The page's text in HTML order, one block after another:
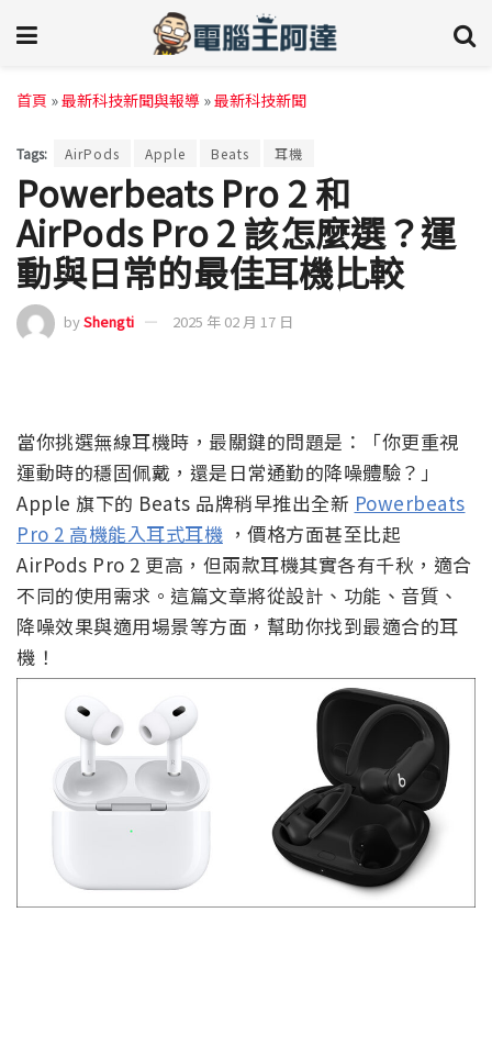
首頁 »最新科技新聞與報導 »最新科技新聞
Tags: AirPods Apple Beats 耳機
Powerbeats Pro 2 和
AirPods Pro 2 該怎麼選？運
動與日常的最佳耳機比較
byShengti 2025 年 02 月 17 日
當你挑選無線耳機時，最關鍵的問題是：「你更重視
運動時的穩固佩戴，還是日常通勤的降噪體驗？」
Apple 旗下的 Beats 品牌稍早推出全新 Powerbeats
Pro 2 高機能入耳式耳機 ，價格方面甚至比起
AirPods Pro 2 更高，但兩款耳機其實各有千秋，適合
不同的使用需求。這篇文章將從設計、功能、音質、
降噪效果與適用場景等方面，幫助你找到最適合的耳
機！